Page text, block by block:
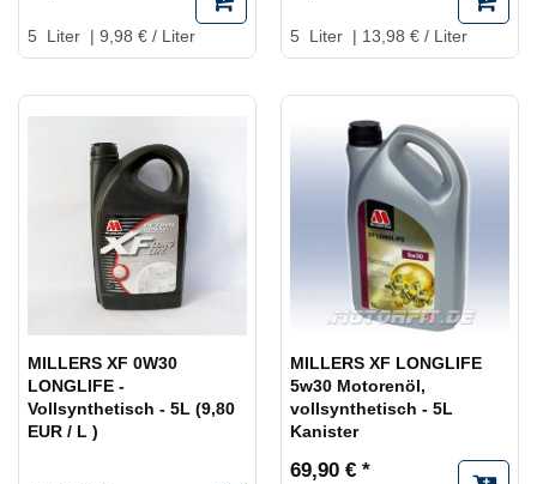
5 Liter | 9,98 € / Liter 5 Liter | 13,98 € / Liter
MILLERS XF 0W30
LONGLIFE -
Vollsynthetisch - 5L (9,80
EUR / L )
MILLERS XF LONGLIFE
5w30 Motorenöl,
vollsynthetisch - 5L
Kanister
69,90 € *